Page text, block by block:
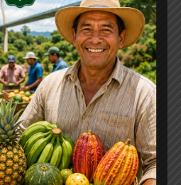
de Folclor y
del Magisterio